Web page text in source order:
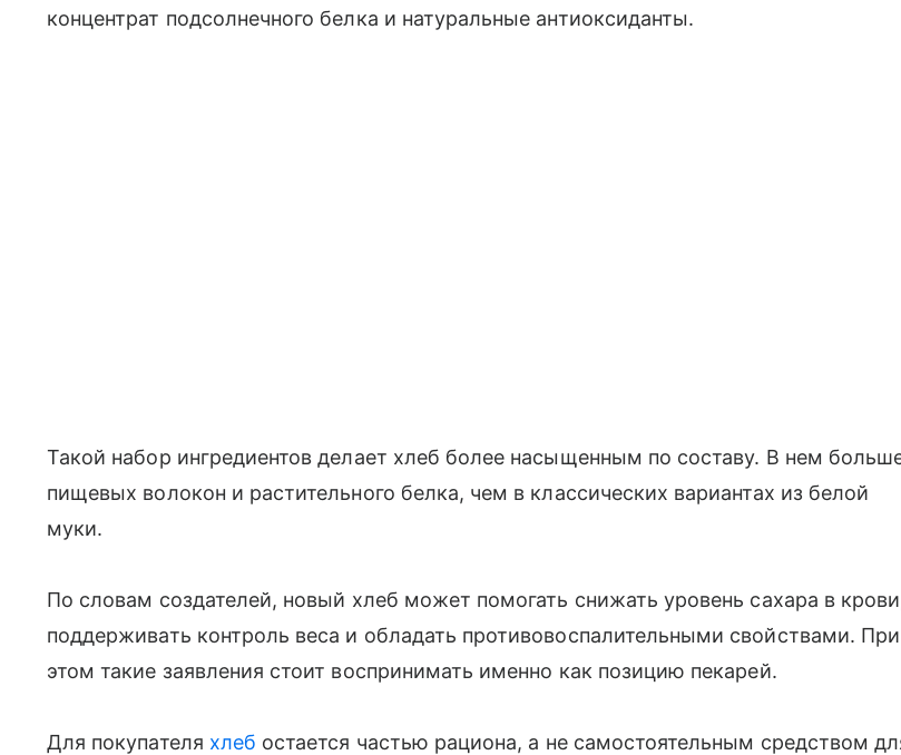
концентрат подсолнечного белка и натуральные антиоксиданты.
Такой набор ингредиентов делает хлеб более насыщенным по составу. В нем
пищевых волокон и растительного белка, чем в классических вариантах из белой
муки.
По словам создателей, новый хлеб может помогать снижать уровень сахара в
поддерживать контроль веса и обладать противовоспалительными свойствами. При
этом такие заявления стоит воспринимать именно как позицию пекарей.
Для покупателя хлеб остается частью рациона, а не самостоятельным средством